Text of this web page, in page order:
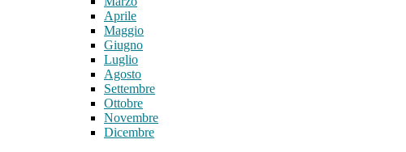
Aprile
Maggio
Giugno
Luglio
Agosto
Settembre
Ottobre
Novembre
Dicembre